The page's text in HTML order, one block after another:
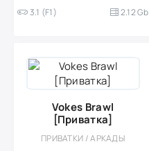
3.1 (F1) 2.12 Gb
Vokes Brawl
[Приватка]
ПРИВАТКИ / АРКАДЫ